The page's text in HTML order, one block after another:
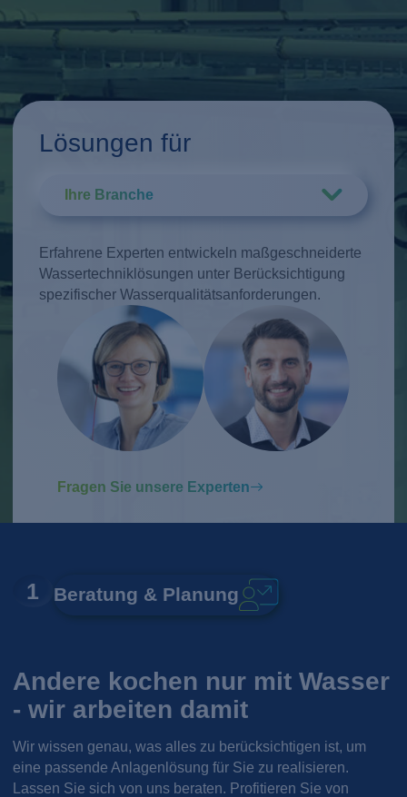
unterstreicht
Lösungen für
Ihre Branche
Erfahrene Experten entwickeln maßgeschneiderte
Wassertechniklösungen unter Berücksichtigung
spezifischer Wasserqualitätsanforderungen.
Fragen Sie unsere Experten
1 Beratung & Planung
Andere kochen nur mit Wasser
- wir arbeiten damit
Wir wissen genau, was alles zu berücksichtigen ist, um
eine passende Anlagenlösung für Sie zu realisieren.
Lassen Sie sich von uns beraten. Profitieren Sie von